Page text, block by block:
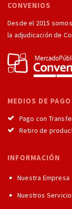
CONVENIOS
Desde el 2015
la adjudicación de
MEDIOS DE PAGO
Pago con
Retiro de
INFORMACIÓN
Nuestra Empresa
Nuestros